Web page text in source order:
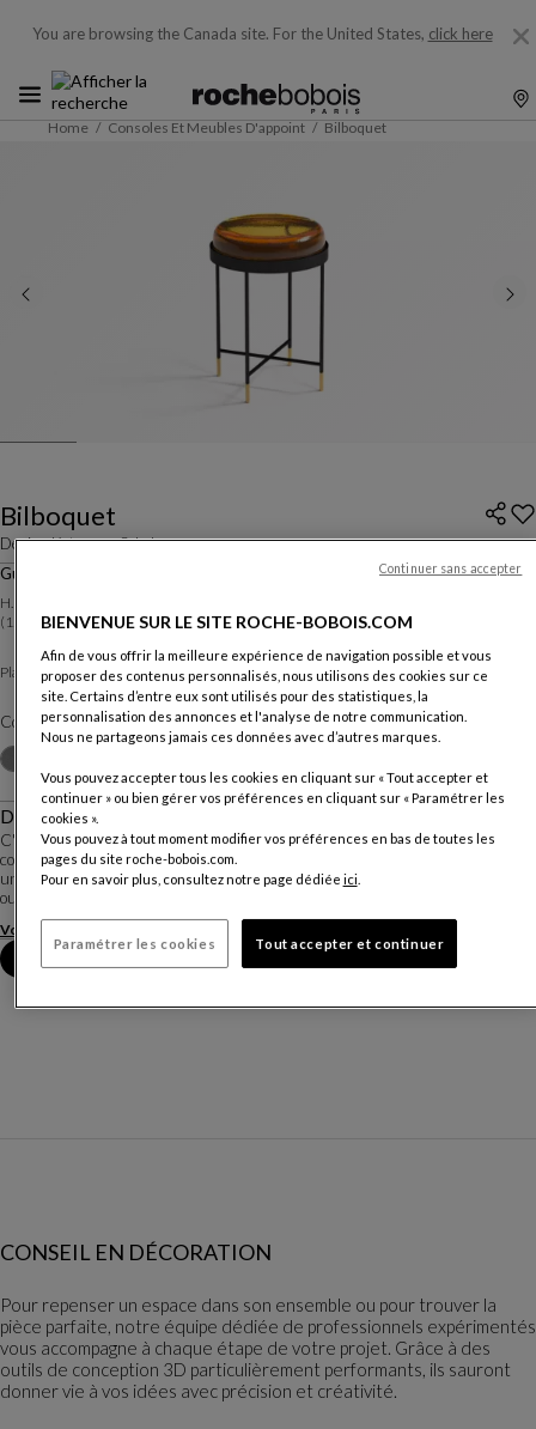
You are browsing the Canada site. For the United States, click here
Home Consoles Et Meubles D'appoint Bilboquet
Bilboquet
DesignKateryna Sokolova
Guéridon Coupole
H. 40 X ∅. 35 Cm
(15.75"h X 13.78"∅)
Plateau :Verre en masse coloré
Coloris :Jaune
Description
C'est en 2020 lors de sa 7ème édition que le Roche Bobois Design Award a
connu Kateryna Sokolova, jeune desinger Ukrainienne. Son projet lauréat est
une série de petits guéridons et tables basses aux plateaux en verre moulés
ou soufflés à la bouche. ...
Voir plus
CONSEIL EN DÉCORATION
Pour repenser un espace dans son ensemble ou pour trouver la
pièce parfaite, notre équipe dédiée de professionnels expérimentés
vous accompagne à chaque étape de votre projet. Grâce à des
outils de conception 3D particulièrement performants, ils sauront
donner vie à vos idées avec précision et créativité.
BIENVENUE SUR LE SITE ROCHE-BOBOIS.COM
Afin de vous offrir la meilleure expérience de navigation possible et vous
proposer des contenus personnalisés, nous utilisons des cookies sur ce
site. Certains d’entre eux sont utilisés pour des statistiques, la
personnalisation des annonces et l'analyse de notre communication.
Nous ne partageons jamais ces données avec d’autres marques.
Vous pouvez accepter tous les cookies en cliquant sur « Tout accepter et
continuer » ou bien gérer vos préférences en cliquant sur « Paramétrer les
cookies ».
Vous pouvez à tout moment modifier vos préférences en bas de toutes les
pages du site roche-bobois.com.
Pour en savoir plus, consultez notre page dédiée ici.
Paramétrer les cookies Tout accepter et continuer
Continuer sans accepter